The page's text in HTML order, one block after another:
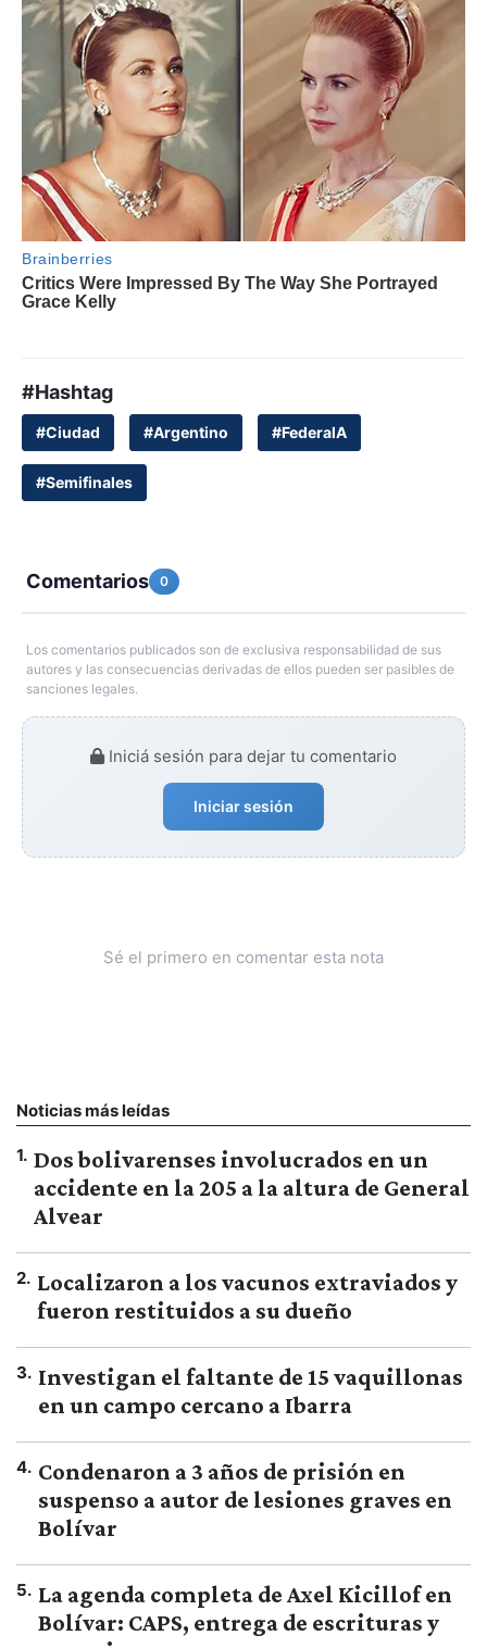
#Hashtag
#Ciudad #Argentino #FederalA
#Semifinales
Comentarios 0
Los comentarios publicados son de exclusiva responsabilidad de sus
autores y las consecuencias derivadas de ellos pueden ser pasibles de
sanciones legales.
Iniciá sesión para dejar tu comentario
Iniciar sesión
Sé el primero en comentar esta nota
Noticias más leídas
1. Dos bolivarenses involucrados en un
accidente en la 205 a la altura de General
Alvear
2. Localizaron a los vacunos extraviados y
fueron restituidos a su dueño
3. Investigan el faltante de 15 vaquillonas
en un campo cercano a Ibarra
4. Condenaron a 3 años de prisión en
suspenso a autor de lesiones graves en
Bolívar
5. La agenda completa de Axel Kicillof en
Bolívar: CAPS, entrega de escrituras y